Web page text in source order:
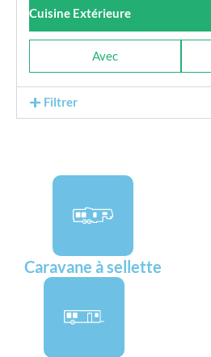
Cuisine Extérieure
Avec
Filtrer
Caravane à sellette